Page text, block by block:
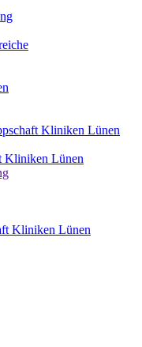
Kliniken Lünen
Kliniken Lünen
Kliniken Lünen